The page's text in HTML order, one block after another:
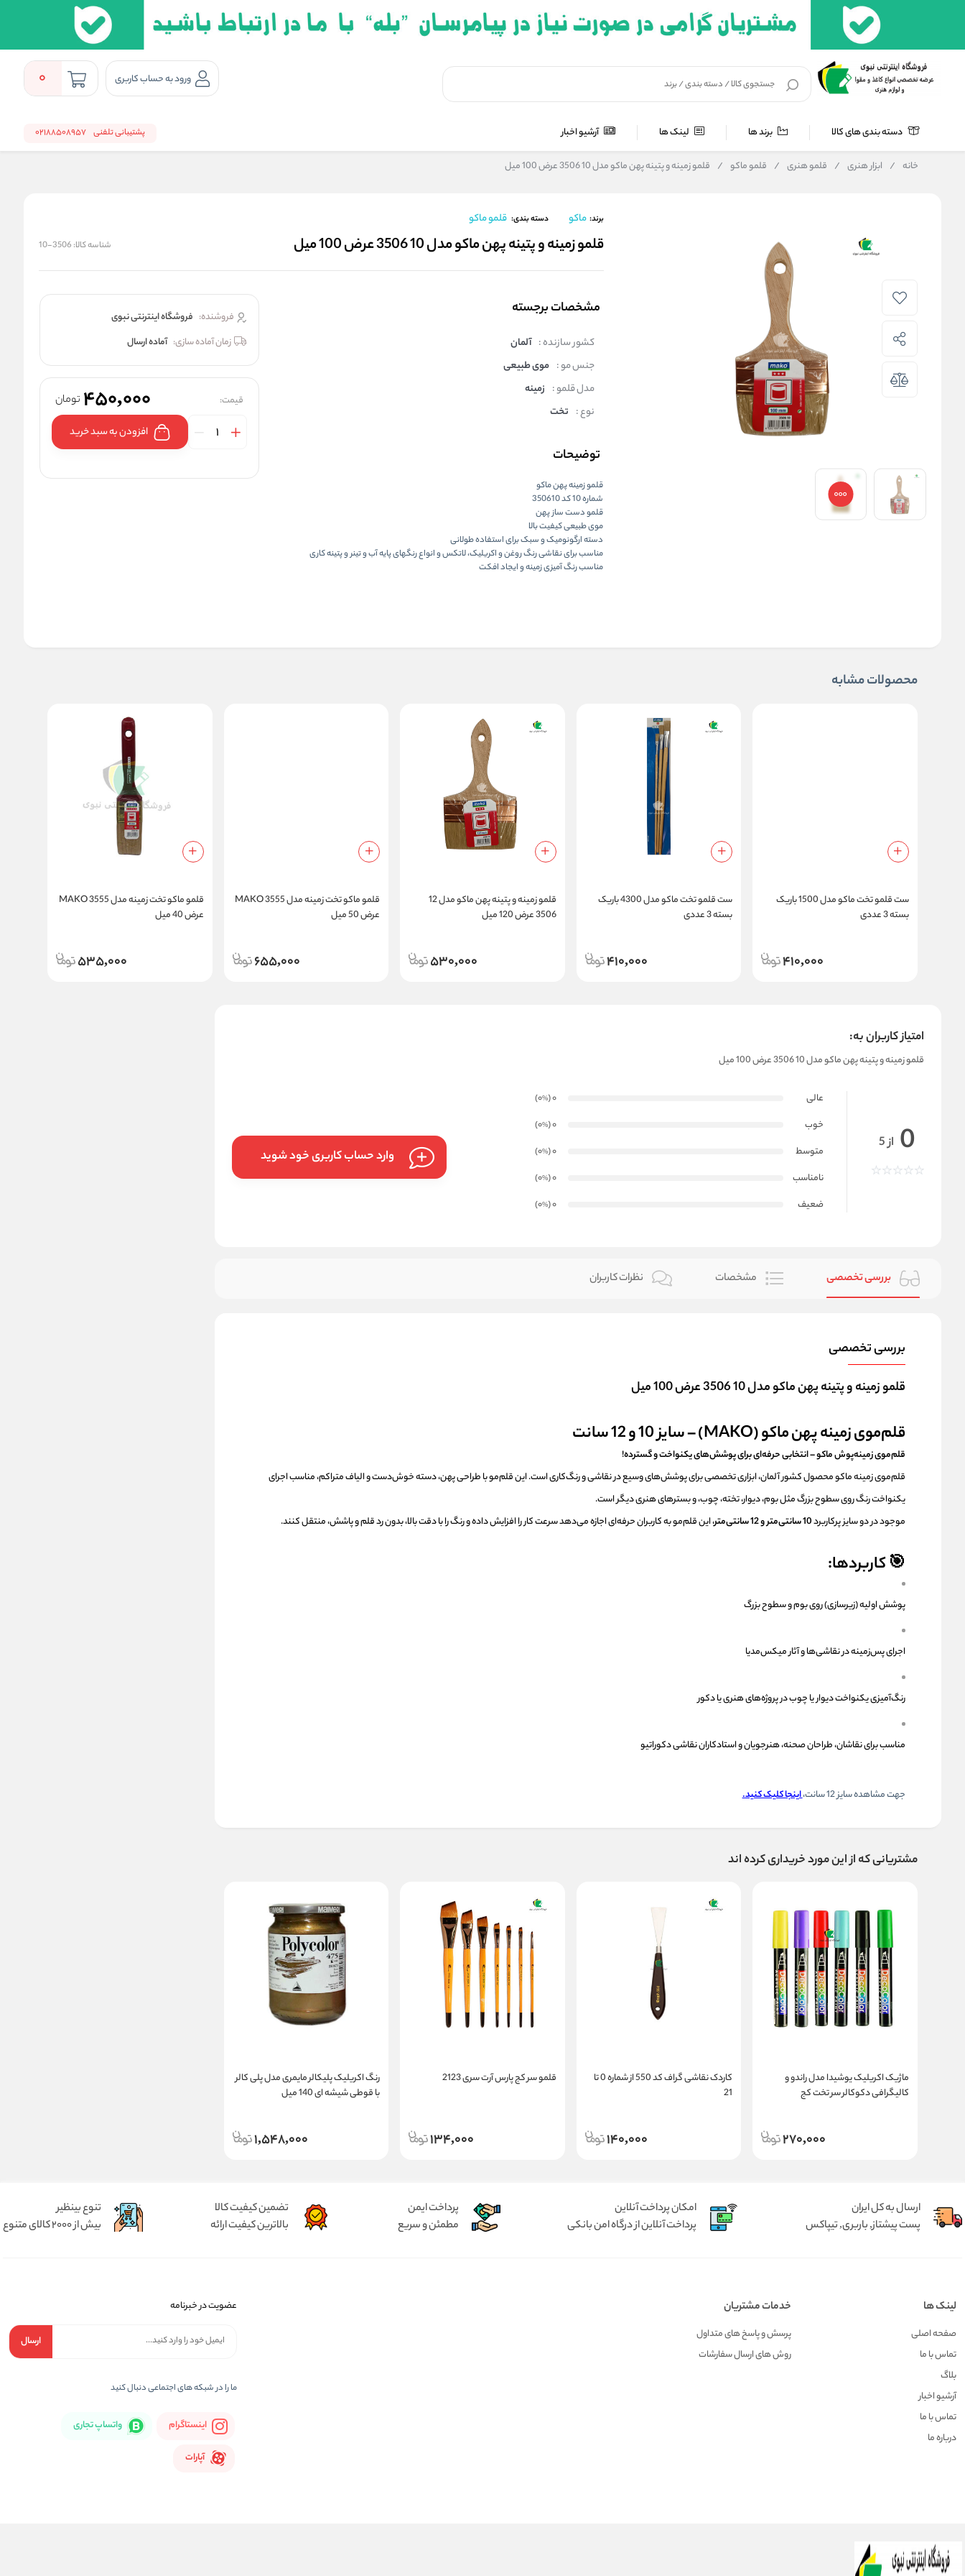
ورود به حساب کاربری 0
دسته بندی های کالا برند ها لینک ها آرشیو اخبار پشتیبانی تلفنی 02188508957
خانه / ابزار هنری / قلمو هنری / قلمو ماکو / قلمو زمینه و پتینه پهن ماکو مدل 10 3506 عرض 100 میل
برند: ماکو دسته بندی: قلمو ماکو
قلمو زمینه و پتینه پهن ماکو مدل 10 3506 عرض 100 میل شناسه کالا: 3506-10
مشخصات برجسته
کشور سازنده : آلمان
جنس مو : موی طبیعی
مدل قلمو : زمینه
نوع : تخت
توضیحات
قلمو زمینه پهن ماکو
شماره 10 کد 350610
قلمو دست ساز پهن
موی طبیعی کیفیت بالا
دسته ارگونومیک و سبک برای استفاده طولانی
مناسب برای نقاشی رنگ روغن و اکریلیک، لاتکس و انواع رنگهای پایه آب و تینر و پتینه کاری
مناسب رنگ آمیزی زمینه و ایجاد افکت
فروشنده: فروشگاه اینترنتی نبوی
زمان آماده سازی: آماده ارسال
قیمت: 450,000 تومان
افزودن به سبد خرید
محصولات مشابه
ست قلمو تخت ماکو مدل 1500 باریک
بسته 3 عددی
410,000
ست قلمو تخت ماکو مدل 4300 باریک
بسته 3 عددی
410,000
قلمو زمینه و پتینه پهن ماکو مدل 12
3506 عرض 120 میل
530,000
قلمو ماکو تخت زمینه مدل 3555 MAKO
عرض 50 میل
655,000
قلمو ماکو تخت زمینه مدل 3555 MAKO
عرض 40 میل
535,000
امتیاز کاربران به:
قلمو زمینه و پتینه پهن ماکو مدل 10 3506 عرض 100 میل
0 از 5
عالی 0
(0
%
)
خوب
0
(0
%
)
متوسط
0
(0
%
)
نامناسب
0
(0
%
)
ضعیف
0
(0
%
)
وارد حساب کاربری خود شوید
بررسی تخصصی مشخصات نظرات کاربران
بررسی تخصصی
قلمو زمینه و پتینه پهن ماکو مدل 10 3506 عرض 100 میل
قلم‌موی زمینه پهن ماکو (MAKO) – سایز 10 و 12 سانت
قلم‌موی زمینه‌پوش ماکو – انتخابی حرفه‌ای برای پوشش‌های یکنواخت و گسترده!
قلم‌موی زمینه ماکو محصول کشور آلمان، ابزاری تخصصی برای پوشش‌های وسیع در نقاشی و رنگ‌کاری است. این قلم‌مو با طراحی پهن، دسته خوش‌دست و الیاف متراکم، مناسب اجرای
یکنواخت رنگ روی سطوح بزرگ مثل بوم، دیوار، تخته، چوب، و بسترهای هنری دیگر است.
موجود در دو سایز پرکاربرد10 سانتی‌متر و 12 سانتی‌متر ، این قلم‌مو به کاربران حرفه‌ای اجازه می‌دهد سرعت کار را افزایش داده و رنگ را با دقت بالا، بدون رد قلم و پاشش، منتقل کنند.
🎯 کاربردها:
پوشش اولیه (زیرسازی) روی بوم و سطوح بزرگ
اجرای پس‌زمینه در نقاشی‌ها و آثار میکس‌مدیا
رنگ‌آمیزی یکنواخت دیوار یا چوب در پروژه‌های هنری یا دکور
مناسب برای نقاشان، طراحان صحنه، هنرجویان و استادکاران نقاشی دکوراتیو
جهت مشاهده سایز 12 سانت، اینجا کلیک کنید.
مشتریانی که از این مورد خریداری کرده اند
ماژیک اکریلیک یوشیدا مدل راندو و
کالیگرافی دکوکالر سر تخت کج
270,000
کاردک نقاشی گراف کد 550 از شماره 0 تا
21
140,000
قلمو سر کج پارس آرت سری 2123
134,000
رنگ اکریلیک پلیکالر مایمری مدل پلی کالر
با قوطی شیشه ای 140 میل
1,548,000
ارسال به کل ایران
پست پیشتاز, باربری, تیپاکس
امکان پرداخت آنلاین
پرداخت آنلاین از درگاه امن بانکی
پرداخت ایمن
مطمئن و سریع
تضمین کیفیت کالا
بالاترین کیفیت ارائه
تنوع بینظیر
بیش از 2000 کالای متنوع
لینک ها
صفحه اصلی
تماس با ما
بلاگ
آرشیو اخبار
تماس با ما
درباره ما
خدمات مشتریان
پرسش و پاسخ های متداول
روش های ارسال سفارشات
عضویت در خبرنامه
ارسال
ما را در شبكه های اجتماعی دنبال کنید
اینستاگرام واتساپ تجاری
آپارات